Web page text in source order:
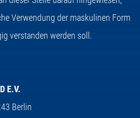
Verwendung der maskulinen Form
verstanden werden soll.
E.V.
Berlin